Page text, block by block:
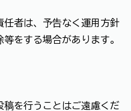
任者は、予告なく運用方針
をする場合があります。
稿を行うことはご遠慮くだ